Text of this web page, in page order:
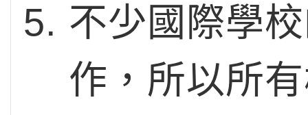
不少國際學
作，所以所